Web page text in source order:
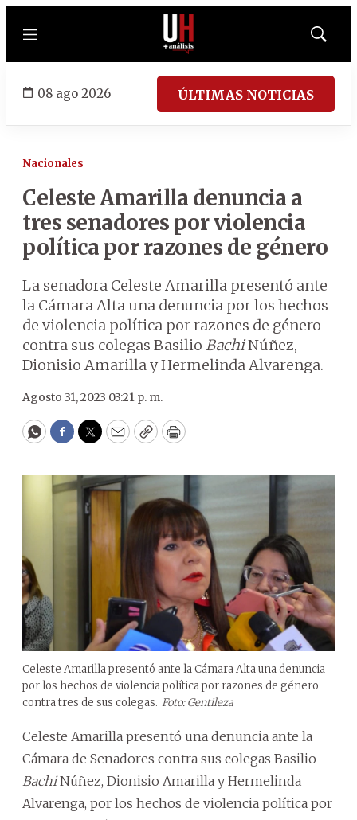
Menú
Mostrar
08 ago 2026 ÚLTIMAS NOTICIAS
Nacionales
Celeste Amarilla denuncia a
tres senadores por violencia
política por razones de género
La senadora Celeste Amarilla presentó ante
la Cámara Alta una denuncia por los hechos
de violencia política por razones de género
contra sus colegas Basilio BachiNúñez,
Dionisio Amarilla y Hermelinda Alvarenga.
Agosto 31, 2023 03:21 p. m.
WhatsApp
Facebook
Twitter
EmailCopyPrint
Celeste Amarilla presentó ante la Cámara Alta una denuncia
por los hechos de violencia política por razones de género
contra tres de sus colegas. Foto: Gentileza
Celeste Amarilla presentó una denuncia ante la
Cámara de Senadores contra sus colegas Basilio
BachiNúñez, Dionisio Amarilla y Hermelinda
Alvarenga, por los hechos de violencia política por